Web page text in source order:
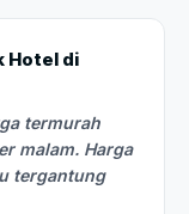
Hotel di
termurah
malam. Harga
tergantung